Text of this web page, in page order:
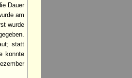
Dauer
am
wurde
statt
konnte